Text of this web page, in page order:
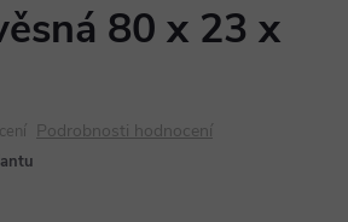
80 x 23 x
Podrobnosti hodnocení